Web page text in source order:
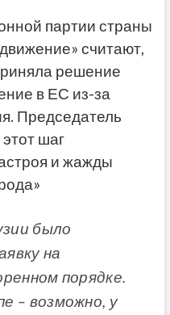
партии страны
считают,
решение
в ЕС из-за
Председатель
шаг
и жажды
было
на
порядке.
– возможно, у